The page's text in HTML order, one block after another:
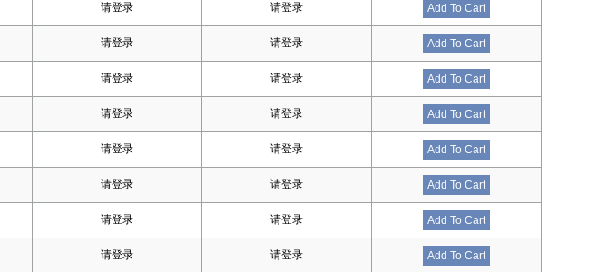
请登录 请登录 Add To Cart
请登录 请登录 Add To Cart
请登录 请登录 Add To Cart
请登录 请登录 Add To Cart
请登录 请登录 Add To Cart
请登录 请登录 Add To Cart
请登录 请登录 Add To Cart
请登录 请登录 Add To Cart